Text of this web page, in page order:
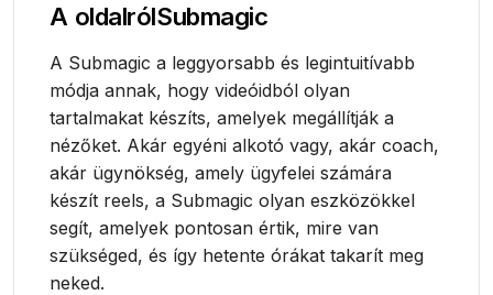
A oldalrólSubmagic
A Submagic a leggyorsabb és legintuitívabb
módja annak, hogy videóidból olyan
tartalmakat készíts, amelyek megállítják a
nézőket. Akár egyéni alkotó vagy, akár coach,
akár ügynökség, amely ügyfelei számára
készít reels, a Submagic olyan eszközökkel
segít, amelyek pontosan értik, mire van
szükséged, és így hetente órákat takarít meg
neked.